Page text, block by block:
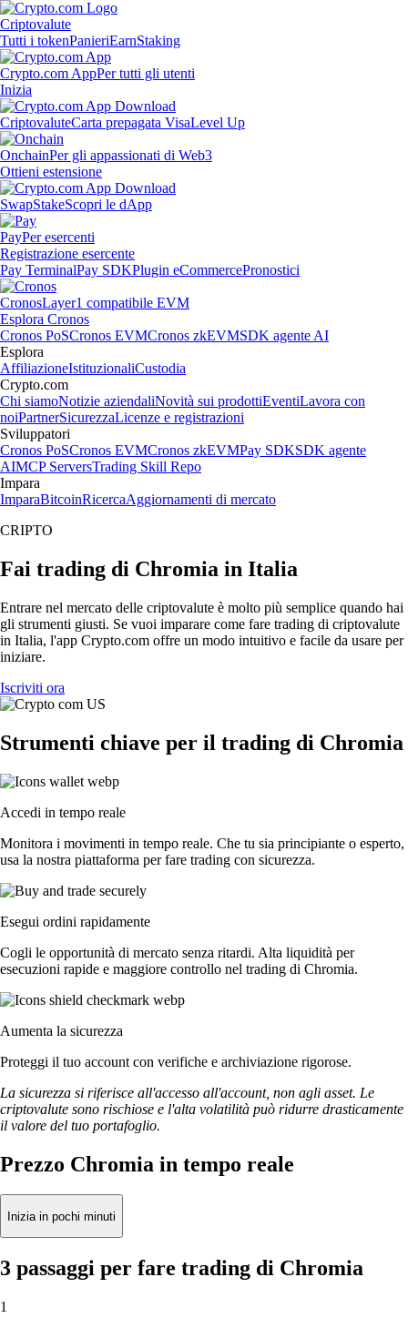
Criptovalute
Tutti i tokenPanieriEarnStaking
Crypto.com AppPer tutti gli utenti
Inizia
CriptovaluteCarta prepagata VisaLevel Up
OnchainPer gli appassionati di Web3
Ottieni estensione
SwapStakeScopri le dApp
PayPer esercenti
Registrazione esercente
Pay TerminalPay SDKPlugin eCommercePronostici
CronosLayer1 compatibile EVM
Esplora Cronos
Cronos PoSCronos EVMCronos zkEVMSDK agente AI
Esplora
AffiliazioneIstituzionaliCustodia
Crypto.com
Chi siamoNotizie aziendaliNovità sui prodottiEventiLavora con
noiPartnerSicurezzaLicenze e registrazioni
Sviluppatori
Cronos PoSCronos EVMCronos zkEVMPay SDKSDK agente
AIMCP ServersTrading Skill Repo
Impara
ImparaBitcoinRicercaAggiornamenti di mercato
CRIPTO
Fai trading di Chromia in Italia
Entrare nel mercato delle criptovalute è molto più semplice quando hai
gli strumenti giusti. Se vuoi imparare come fare trading di criptovalute
in Italia, l'app Crypto.com offre un modo intuitivo e facile da usare per
iniziare.
Iscriviti ora
Strumenti chiave per il trading di Chromia
Accedi in tempo reale
Monitora i movimenti in tempo reale. Che tu sia principiante o esperto,
usa la nostra piattaforma per fare trading con sicurezza.
Esegui ordini rapidamente
Cogli le opportunità di mercato senza ritardi. Alta liquidità per
esecuzioni rapide e maggiore controllo nel trading di Chromia.
Aumenta la sicurezza
Proteggi il tuo account con verifiche e archiviazione rigorose.
La sicurezza si riferisce all'accesso all'account, non agli asset. Le
criptovalute sono rischiose e l'alta volatilità può ridurre drasticamente
il valore del tuo portafoglio.
Prezzo Chromia in tempo reale
Inizia in pochi minuti
3 passaggi per fare trading di Chromia
1